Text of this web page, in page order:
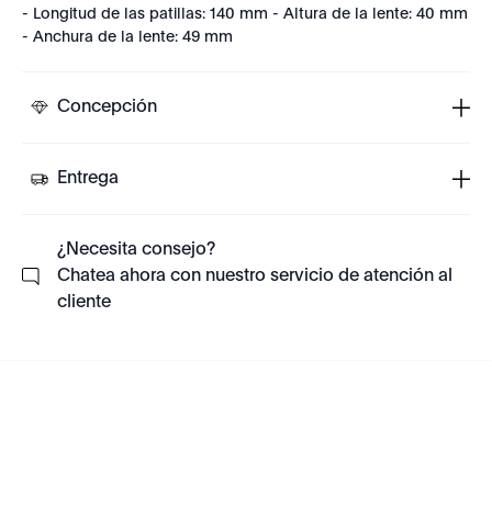
- Longitud de las patillas: 140 mm - Altura de la lente: 40 mm
- Anchura de la lente: 49 mm
Concepción
Entrega
¿Necesita consejo?
Chatea ahora con nuestro servicio de atención al
cliente